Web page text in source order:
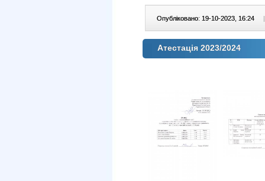
Опубліковано: 19-10-2023, 16:24 |
Атестація 2023/2024